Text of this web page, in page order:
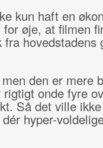
kun haft en
øje, at filmen
hovedstadens
den er mere
onde fyre
Så det ville
hyper-